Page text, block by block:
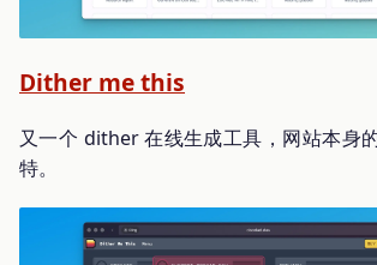
Dither me this
又一个 dither 在线生成工具，网站本身
特。